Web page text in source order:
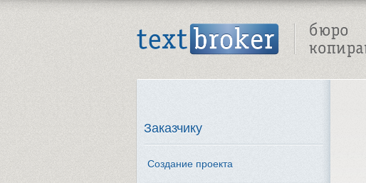
Заказчику
Создание проекта